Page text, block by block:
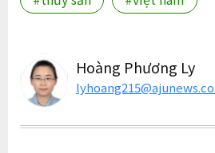
Hoàng Phương Ly